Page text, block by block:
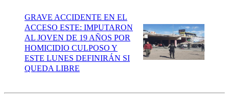
GRAVE ACCIDENTE EN EL
ACCESO ESTE: IMPUTARON
AL JOVEN DE 19 AÑOS POR
HOMICIDIO CULPOSO Y
ESTE LUNES DEFINIRÁN SI
QUEDA LIBRE